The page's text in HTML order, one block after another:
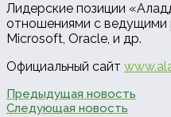
Лидерские позиции
отношениями с ведущими
Microsoft, Oracle, и др.
Официальный сайт
Предыдущая новость
Следующая новость